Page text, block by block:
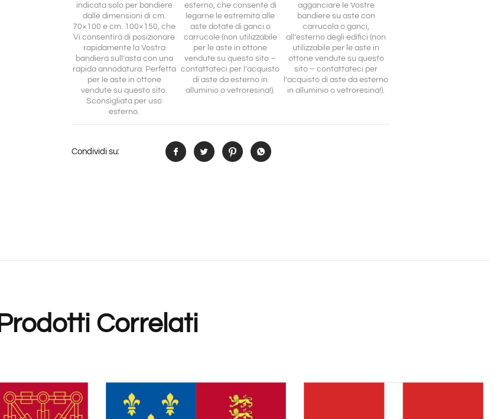
indicata solo per bandiere
dalle dimensioni di cm.
70×100 e cm. 100×150, che
Vi consentirà di posizionare
rapidamente la Vostra
bandiera sull’asta con una
rapida annodatura. Perfetta
per le aste in ottone
vendute su questo sito.
Sconsigliata per uso
esterno.
esterno, che consente di
legarne le estremità alle
aste dotate di ganci o
carrucole (non utilizzabile
per le aste in ottone
vendute su questo sito –
contattateci per l’acquisto
di aste da esterno in
alluminio o vetroresina!).
agganciare le Vostre
bandiere su aste con
carrucola o ganci,
all’esterno degli edifici (non
utilizzabile per le aste in
ottone vendute su questo
sito – contattateci per
l’acquisto di aste da esterno
in alluminio o vetroresina!).
Condividi su:
Prodotti Correlati